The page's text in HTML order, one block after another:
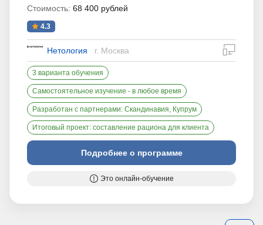
Стоимость: 68 400 рублей
4.3
Нетология г. Москва
3 варианта обучения
Самостоятельное изучение - в любое время
Разработан с партнерами: Скандинавия, Купрум
Итоговый проект: составление рациона для клиента
Подробнее о программе
Это онлайн-обучение